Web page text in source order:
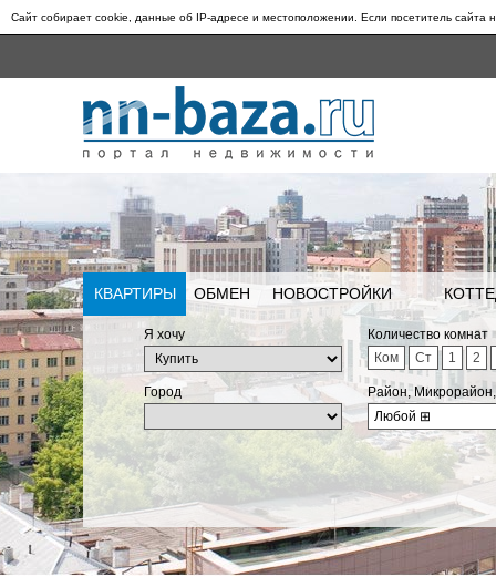
Сайт собирает cookie, данные об IP-адресе и местоположении. Если посетитель сайта
КВАРТИРЫ ОБМЕН НОВОСТРОЙКИ
Я хочу
Количество комнат
Ком
Ст 1 2
Город
Район,
Любой ⊞